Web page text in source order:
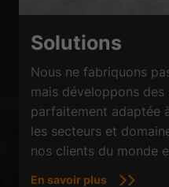
Solutions
Nous ne fabriquons
mais développons
parfaitement adaptée
les secteurs et
nos clients du monde
En savoir plus